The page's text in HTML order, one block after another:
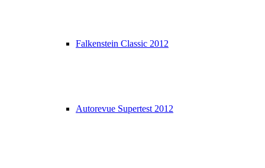
Falkenstein Classic 2012
Autorevue Supertest 2012